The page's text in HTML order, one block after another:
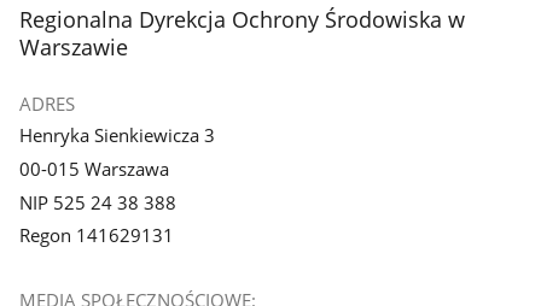
stopka
Regionalna Dyrekcja Ochrony Środowiska w
Warszawie
ADRES
Henryka Sienkiewicza 3
00-015 Warszawa
NIP 525 24 38 388
Regon 141629131
MEDIA SPOŁECZNOŚCIOWE: